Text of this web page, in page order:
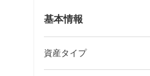
基本情報
資産タイプ